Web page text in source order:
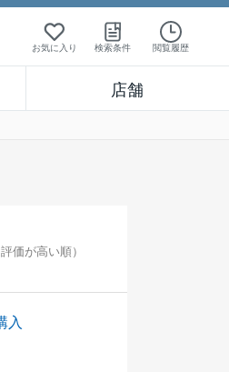
お気に入り 検索条件 閲覧履歴
店舗
価が高い順）
入